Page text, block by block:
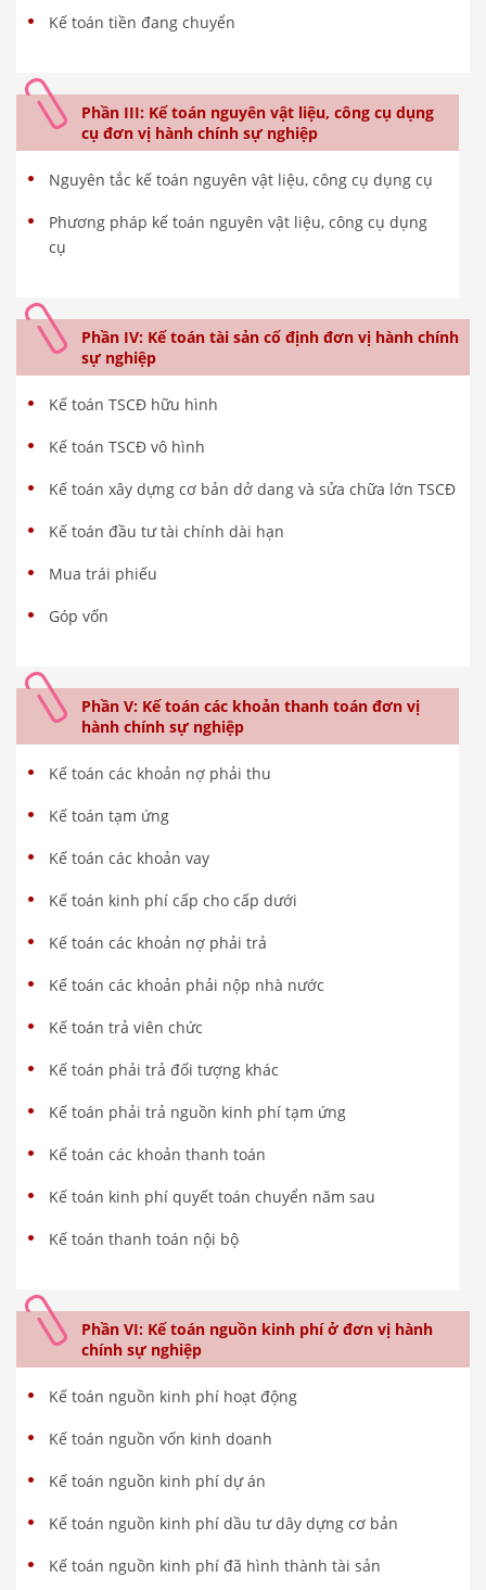
Kế toán tiền đang chuyển
Phần III: Kế toán nguyên vật liệu, công cụ dụng
cụ đơn vị hành chính sự nghiệp
Nguyên tắc kế toán nguyên vật liệu, công cụ dụng cụ
Phương pháp kế toán nguyên vật liệu, công cụ dụng
cụ
Phần IV: Kế toán tài sản cố định đơn vị hành chính
sự nghiệp
Kế toán TSCĐ hữu hình
Kế toán TSCĐ vô hình
Kế toán xây dựng cơ bản dở dang và sửa chữa lớn TSCĐ
Kế toán đầu tư tài chính dài hạn
Mua trái phiếu
Góp vốn
Phần V: Kế toán các khoản thanh toán đơn vị
hành chính sự nghiệp
Kế toán các khoản nợ phải thu
Kế toán tạm ứng
Kế toán các khoản vay
Kế toán kinh phí cấp cho cấp dưới
Kế toán các khoản nợ phải trả
Kế toán các khoản phải nộp nhà nước
Kế toán trả viên chức
Kế toán phải trả đối tượng khác
Kế toán phải trả nguồn kinh phí tạm ứng
Kế toán các khoản thanh toán
Kế toán kinh phí quyết toán chuyển năm sau
Kế toán thanh toán nội bộ
Phần VI: Kế toán nguồn kinh phí ở đơn vị hành
chính sự nghiệp
Kế toán nguồn kinh phí hoạt động
Kế toán nguồn vốn kinh doanh
Kế toán nguồn kinh phí dự án
Kế toán nguồn kinh phí dầu tư dây dựng cơ bản
Kế toán nguồn kinh phí đã hình thành tài sản